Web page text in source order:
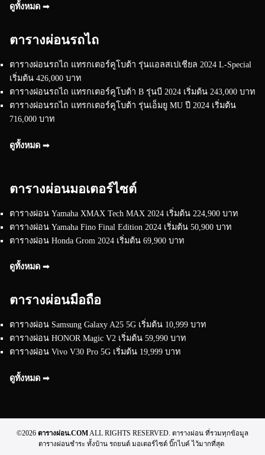
ดูทั้งหมด ➟
ตารางผ่อนรถไถ
ตารางผ่อนรถไถ แทรกเตอร์คูโบต้า รุ่นแอลสเปเชียล 2024 L-Special
เริ่มต้น 426,000 บาท
ตารางผ่อนรถไถ แทรกเตอร์คูโบต้า B รุ่นบี 2024 เริ่มต้น 243,000 บาท
ตารางผ่อนรถไถ แทรกเตอร์คูโบต้า รุ่นเอ็มยู MU ปี 2024 เริ่มต้น
716,000 บาท
ดูทั้งหมด ➟
ตารางผ่อนมอเตอร์ไซต์
ตารางผ่อน Yamaha XMAX Tech MAX 2024 เริ่มต้น 224,900 บาท
ตารางผ่อน Yamaha Fino Final Edition 2024 เริ่มต้น 50,900 บาท
ตารางผ่อน Honda Grom 2024 เริ่มต้น 69,900 บาท
ดูทั้งหมด ➟
ตารางผ่อนมือถือ
ตารางผ่อน Samsung Galaxy A25 5G เริ่มต้น 10,999 บาท
ตารางผ่อน HONOR Magic V2 เริ่มต้น 59,990 บาท
ตารางผ่อน Vivo V30 Pro 5G เริ่มต้น 19,999 บาท
ดูทั้งหมด ➟
©2026 ตารางผ่อน.COM ALL RIGHTS RESERVED. ตารางผ่อน ที่รวมทุกข้อมูล
ตารางผ่อนชำระ ทั้งบ้าน รถยนต์ มอเตอร์ไซต์ บิ๊กไบค์ ไว้มากที่สุด